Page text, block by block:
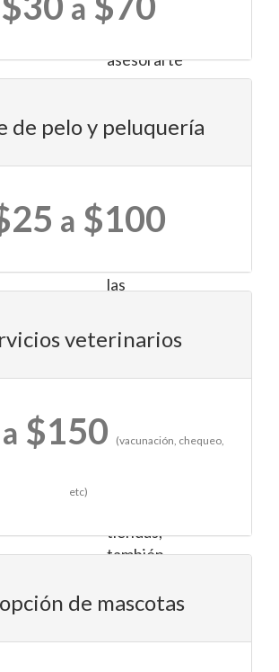
que
asesorarte
en
elección
los
más
las
específicas
de
tu
vida.
tiendas,
también
la
de
a
de pelo y peluquería
a $100
veterinarios
a $150 (vacunación, chequeo,
etc)
de mascotas